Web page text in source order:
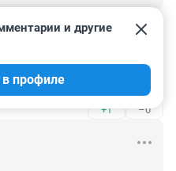
–1
...
+1 –0
и другие
профиле